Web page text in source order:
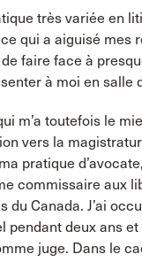
très variée en
qui a aiguisé mes
faire face à
à moi en salle
m’a toutefois le
vers la
pratique
commissaire aux
du Canada. J’ai
pendant deux ans
juge. Dans le